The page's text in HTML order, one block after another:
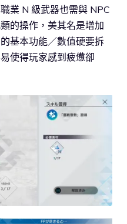
業 N 級武器也需與 NPC
的操作，美其名是增加
基本功能／數值硬要拆
使得玩家感到疲憊卻